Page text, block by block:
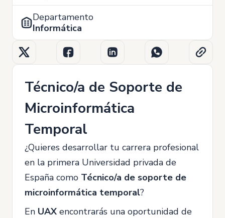
Departamento
Informática
Técnico/a de Soporte de
Microinformática
Temporal
¿Quieres desarrollar tu carrera profesional
en la primera Universidad privada de
España como Técnico/a de soporte de
microinformática temporal?
En UAX encontrarás una oportunidad de